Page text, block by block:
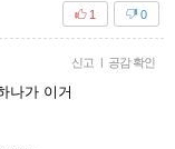
0
1
신고 | 공감 확인
나가 이거